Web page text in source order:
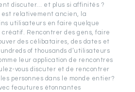
discuter… et plus si affinités ?
est relativement ancien, la
utilisateurs en faire quelque
Rencontrer des gens, faire
des célibataires, des dates et
of thousands d’utilisateurs
leur application de rencontres
vous discuter et de rencontrer
personnes dans le monde entier?
feautures étonnantes